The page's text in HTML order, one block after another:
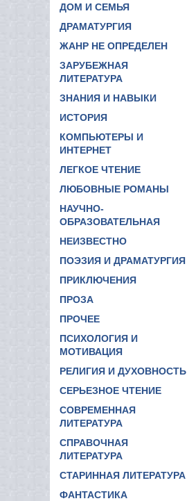
ДОМ И СЕМЬЯ
ДРАМАТУРГИЯ
ЖАНР НЕ ОПРЕДЕЛЕН
ЗАРУБЕЖНАЯ
ЛИТЕРАТУРА
ЗНАНИЯ И НАВЫКИ
ИСТОРИЯ
КОМПЬЮТЕРЫ И
ИНТЕРНЕТ
ЛЕГКОЕ ЧТЕНИЕ
ЛЮБОВНЫЕ РОМАНЫ
НАУЧНО-
ОБРАЗОВАТЕЛЬНАЯ
НЕИЗВЕСТНО
ПОЭЗИЯ И ДРАМАТУРГИЯ
ПРИКЛЮЧЕНИЯ
ПРОЗА
ПРОЧЕЕ
ПСИХОЛОГИЯ И
МОТИВАЦИЯ
РЕЛИГИЯ И ДУХОВНОСТЬ
СЕРЬЕЗНОЕ ЧТЕНИЕ
СОВРЕМЕННАЯ
ЛИТЕРАТУРА
СПРАВОЧНАЯ
ЛИТЕРАТУРА
СТАРИННАЯ ЛИТЕРАТУРА
ФАНТАСТИКА